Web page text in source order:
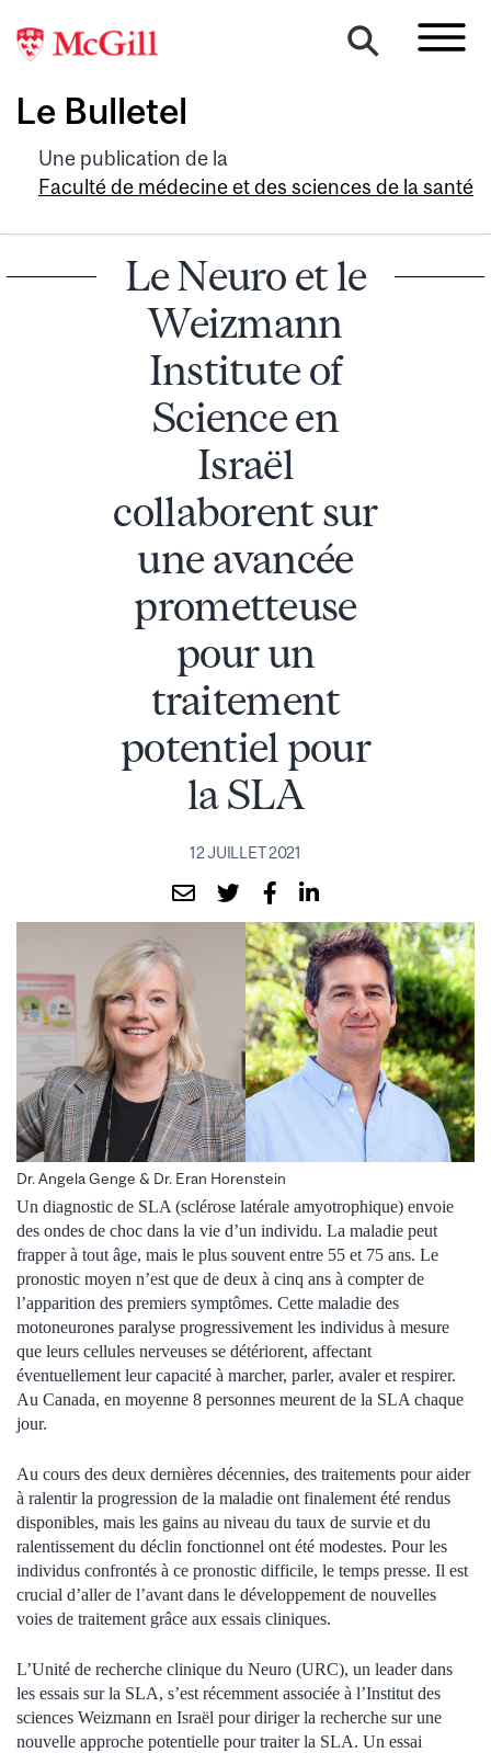
Le Bulletel
Une publication de la
Faculté de médecine et des sciences de la santé
Le Neuro et le
Weizmann
Institute of
Science en
Israël
collaborent sur
une avancée
prometteuse
pour un
traitement
potentiel pour
la SLA
12 JUILLET 2021
Dr. Angela Genge & Dr. Eran Horenstein
Un diagnostic de SLA (sclérose latérale amyotrophique) envoie
des ondes de choc dans la vie d’un individu. La maladie peut
frapper à tout âge, mais le plus souvent entre 55 et 75 ans. Le
pronostic moyen n’est que de deux à cinq ans à compter de
l’apparition des premiers symptômes. Cette maladie des
motoneurones paralyse progressivement les individus à mesure
que leurs cellules nerveuses se détériorent, affectant
éventuellement leur capacité à marcher, parler, avaler et respirer.
Au Canada, en moyenne 8 personnes meurent de la SLA chaque
jour.
Au cours des deux dernières décennies, des traitements pour aider
à ralentir la progression de la maladie ont finalement été rendus
disponibles, mais les gains au niveau du taux de survie et du
ralentissement du déclin fonctionnel ont été modestes. Pour les
individus confrontés à ce pronostic difficile, le temps presse. Il est
crucial d’aller de l’avant dans le développement de nouvelles
voies de traitement grâce aux essais cliniques.
L’Unité de recherche clinique du Neuro (URC), un leader dans
les essais sur la SLA, s’est récemment associée à l’Institut des
sciences Weizmann en Israël pour diriger la recherche sur une
nouvelle approche potentielle pour traiter la SLA. Un essai